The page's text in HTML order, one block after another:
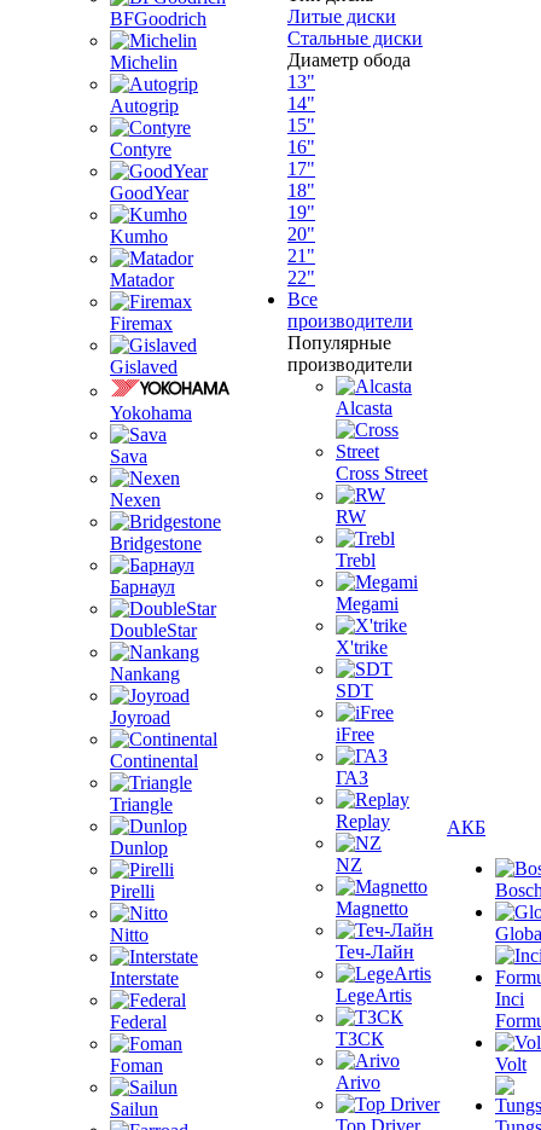
BFGoodrich
Michelin
Autogrip
Contyre
GoodYear
Kumho
Matador
Firemax
Gislaved
Yokohama
Sava
Nexen
Bridgestone
Барнаул
DoubleStar
Nankang
Joyroad
Continental
Triangle
Dunlop
Pirelli
Nitto
Interstate
Federal
Foman
Sailun
Литые диски
Стальные диски
Диаметр обода
13"
14"
15"
16"
17"
18"
19"
20"
21"
22"
Все
производители
Популярные
производители
Alcasta
Cross Street
RW
Trebl
Megami
X'trike
SDT
iFree
ГАЗ
Replay
NZ
Magnetto
Теч-Лайн
LegeArtis
ТЗСК
Arivo
Top Driver
АКБ
Inci
Volt